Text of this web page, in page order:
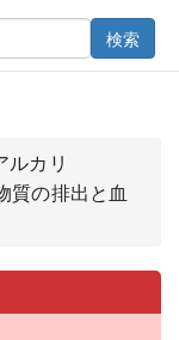
検索
ルカリ
質の排出と血